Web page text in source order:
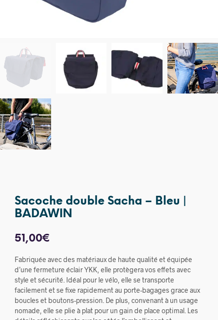
Sacoche double Sacha – Bleu |
BADAWIN
51,00€
Fabriquée avec des matériaux de haute qualité et équipée
d’une fermeture éclair YKK, elle protègera vos effets avec
style et sécurité. Idéal pour le vélo, elle se transporte
facilement et se fixe rapidement au porte-bagages grace aux
boucles et boutons-pression. De plus, convenant à un usage
nomade, elle se plie à plat pour un gain de place optimal. Les